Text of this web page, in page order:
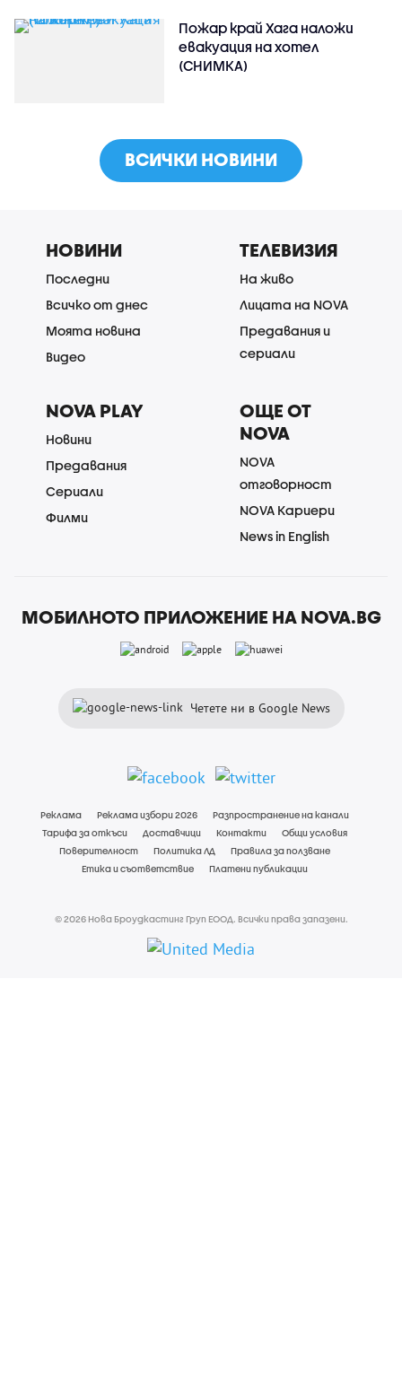
Пожар край Хага наложи
евакуация на хотел
(СНИМКА)
ВСИЧКИ НОВИНИ
НОВИНИ
Последни
Всичко от днес
Моята новина
Видео
ТЕЛЕВИЗИЯ
На живо
Лицата на NOVA
Предавания и
сериали
NOVA PLAY
Новини
Предавания
Сериали
Филми
ОЩЕ ОТ
NOVA
NOVA
отговорност
NOVA Кариери
News in English
МОБИЛНОТО ПРИЛОЖЕНИЕ НА NOVA.BG
Четете ни в Google News
Реклама Реклама избори 2026
Разпространение на канали
Тарифа за откъси
Доставчици Контакти
Общи условия
Поверителност
Политика ЛД
Правила за ползване
Етика и съответствие
Платени публикации
© 2026 Нова Броудкастинг Груп ЕООД. Всички права запазени.